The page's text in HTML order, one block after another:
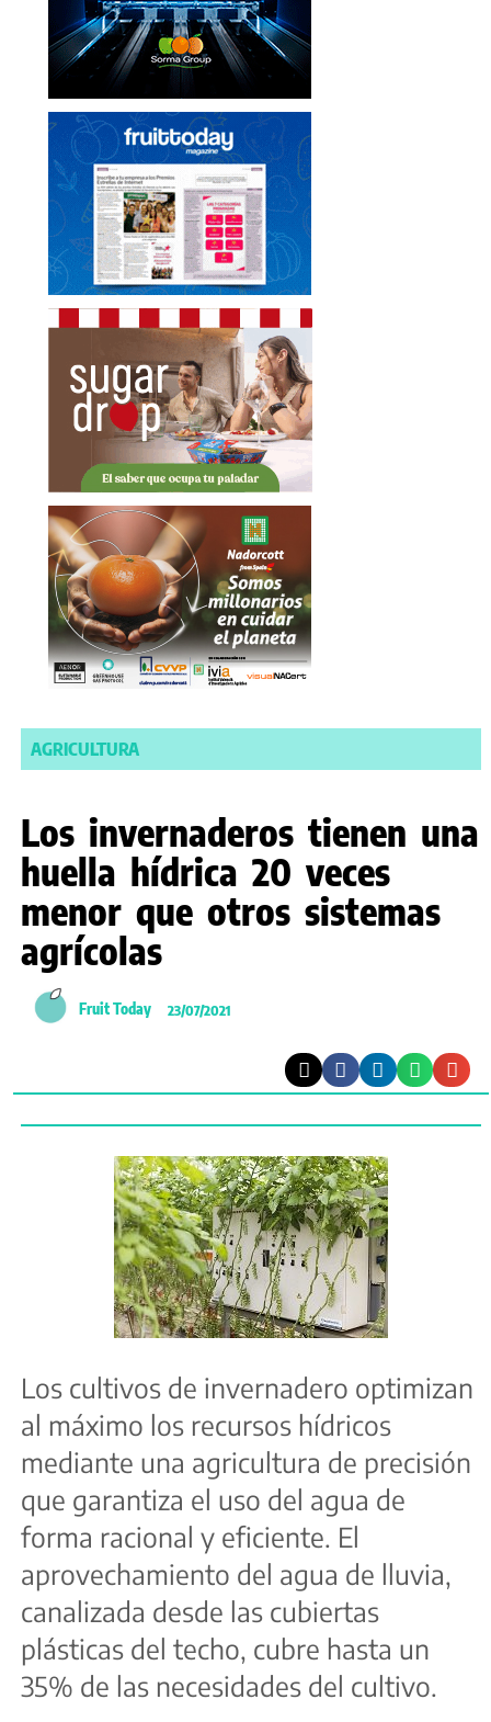
AGRICULTURA
Los invernaderos tienen una
huella hídrica 20 veces
menor que otros sistemas
agrícolas
Fruit Today 23/07/2021
Los cultivos de invernadero optimizan
al máximo los recursos hídricos
mediante una agricultura de precisión
que garantiza el uso del agua de
forma racional y eficiente. El
aprovechamiento del agua de lluvia,
canalizada desde las cubiertas
plásticas del techo, cubre hasta un
35% de las necesidades del cultivo.